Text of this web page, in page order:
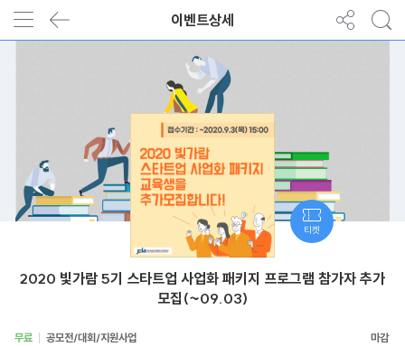
이벤트상세
2020 빛가람 5기 스타트업 사업화 패키지 프로그램 참가자 추가
모집(~09.03)
무료 공모전/대회/지원사업
티켓